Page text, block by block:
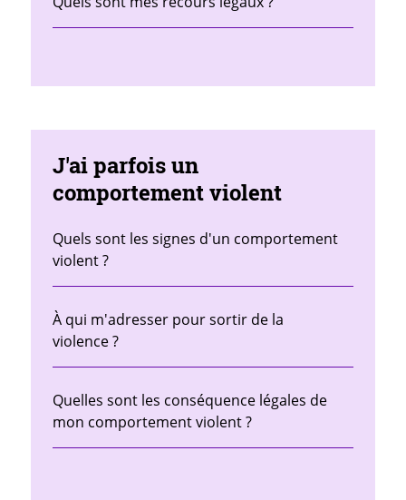
J'ai parfois un
comportement violent
Quels sont les signes d'un comportement
violent ?
À qui m'adresser pour sortir de la
violence ?
Quelles sont les conséquence légales de
mon comportement violent ?